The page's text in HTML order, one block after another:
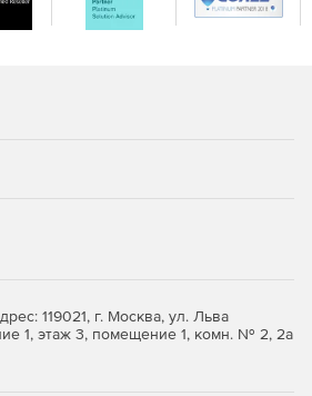
устройств.
использует агентские компоненты,
в безопасности.
баз помогают блокировать
угрозы. Модуль
119021, г. Москва, ул. Льва
1, этаж 3, помещение 1, комн. № 2, 2а